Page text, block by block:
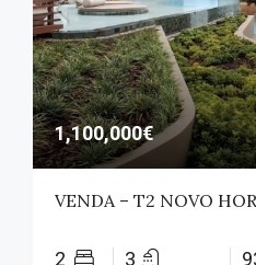
1,100,000€
VENDA – T2 NOVO
2 3